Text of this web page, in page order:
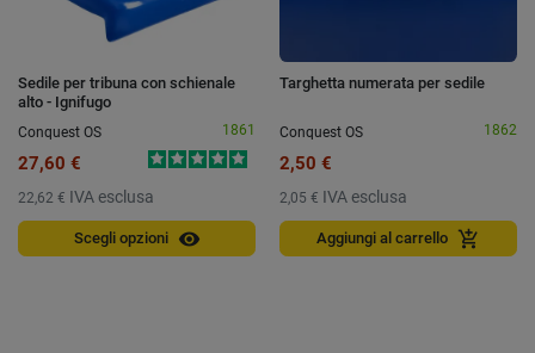
Sedile per tribuna con schienale
alto - Ignifugo
Conquest OS
1861
27,60 €
22,62 € IVA esclusa
Scegli opzioni visibility
Targhetta numerata per sedile
Conquest OS 1862
2,50 €
2,05 € IVA esclusa
Aggiungi al carrello add_shopping_cart